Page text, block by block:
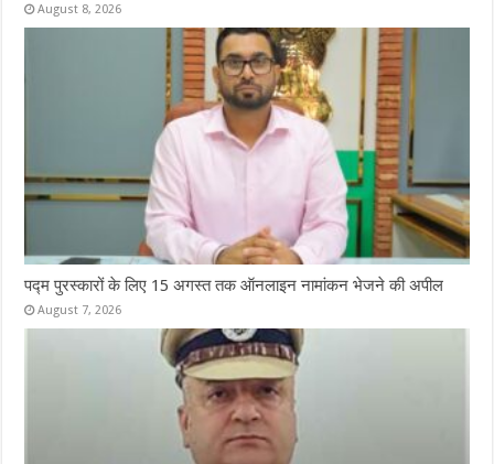
August 8, 2026
पद्म पुरस्कारों के लिए 15 अगस्त तक ऑनलाइन नामांकन भेजने की अपील
August 7, 2026